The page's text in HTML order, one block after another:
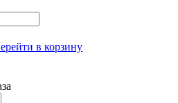
в корзину